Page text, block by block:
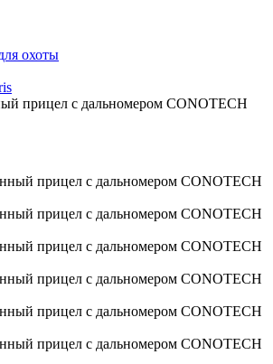
охоты
прицел с дальномером CONOTECH